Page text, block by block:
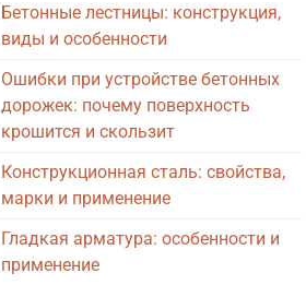
Бетонные лестницы: конструкция,
виды и особенности
Ошибки при устройстве бетонных
дорожек: почему поверхность
крошится и скользит
Конструкционная сталь: свойства,
марки и применение
Гладкая арматура: особенности и
применение